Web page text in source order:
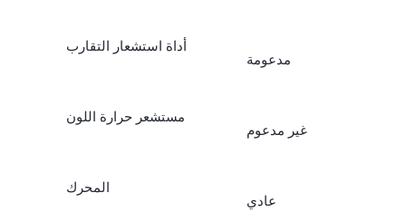
أداة استشعار التقارب
مدعومة
مستشعر حرارة اللون
غير مدعوم
المحرك
عادي